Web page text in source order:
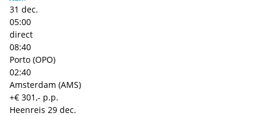
31 dec.
05:00
direct
08:40
Porto (OPO)
02:40
Amsterdam (AMS)
+€ 301,- p.p.
Heenreis 29 dec.